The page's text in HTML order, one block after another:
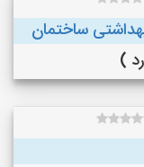
ساختمان